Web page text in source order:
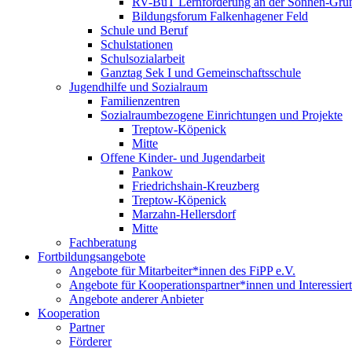
Bildungsforum Falkenhagener Feld
Schule und Beruf
Schulstationen
Schulsozialarbeit
Ganztag Sek I und Gemeinschaftsschule
Jugendhilfe und Sozialraum
Familienzentren
Sozialraumbezogene Einrichtungen und Projekte
Treptow-Köpenick
Mitte
Offene Kinder- und Jugendarbeit
Pankow
Friedrichshain-Kreuzberg
Treptow-Köpenick
Marzahn-Hellersdorf
Mitte
Fachberatung
Fortbildungsangebote
Angebote für Mitarbeiter*innen des FiPP e.V.
Angebote für Kooperationspartner*innen und
Angebote anderer Anbieter
Kooperation
Partner
Förderer